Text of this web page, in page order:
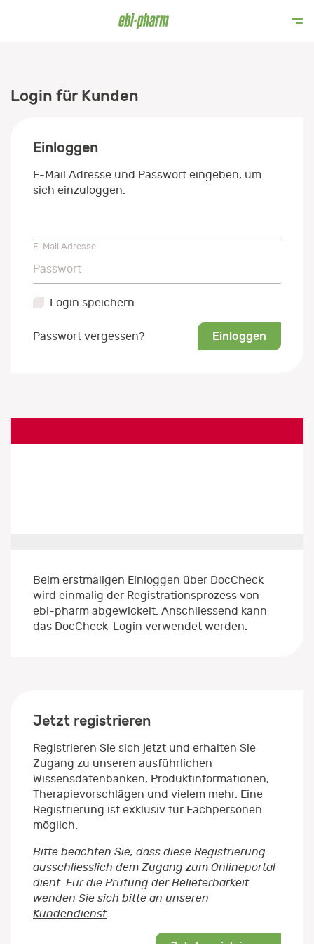
Login für Kunden
Einloggen
E-Mail Adresse und Passwort eingeben, um
sich einzuloggen.
E-Mail Adresse
Passwort
Passwort
Login speichern
Passwort vergessen? Einloggen
Beim erstmaligen Einloggen über DocCheck
wird einmalig der Registrationsprozess von
ebi-pharm abgewickelt. Anschliessend kann
das DocCheck-Login verwendet werden.
Jetzt registrieren
Registrieren Sie sich jetzt und erhalten Sie
Zugang zu unseren ausführlichen
Wissensdatenbanken, Produktinformationen,
Therapievorschlägen und vielem mehr. Eine
Registrierung ist exklusiv für Fachpersonen
möglich.
Bitte beachten Sie, dass diese Registrierung
ausschliesslich dem Zugang zum Onlineportal
dient. Für die Prüfung der Belieferbarkeit
wenden Sie sich bitte an unseren
Kundendienst.